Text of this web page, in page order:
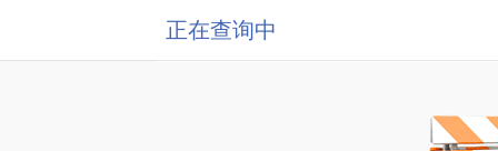
正在查询中